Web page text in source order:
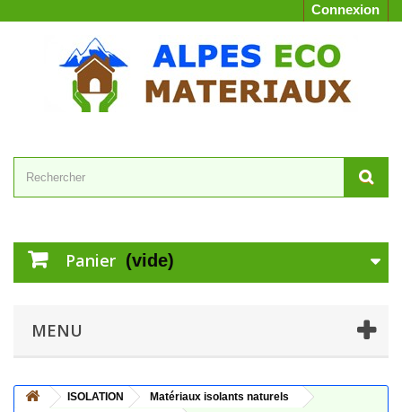
Connexion
Panier (vide)
MENU
ISOLATION
Matériaux isolants naturels